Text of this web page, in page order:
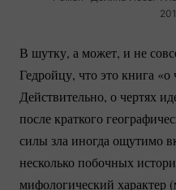
В шутку, а может, и не
Гедройцу, что это книга «о
Действительно, о чертях
после краткого
силы зла иногда ощутимо
несколько побочных
мифологический характер